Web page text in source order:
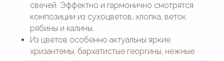
свечей. Эффектно и гармонично смотрятся
композиции из сухоцветов, хлопка, веток
рябины и калины.
Из цветов особенно актуальны яркие
хризантемы, бархатистые георгины, нежные